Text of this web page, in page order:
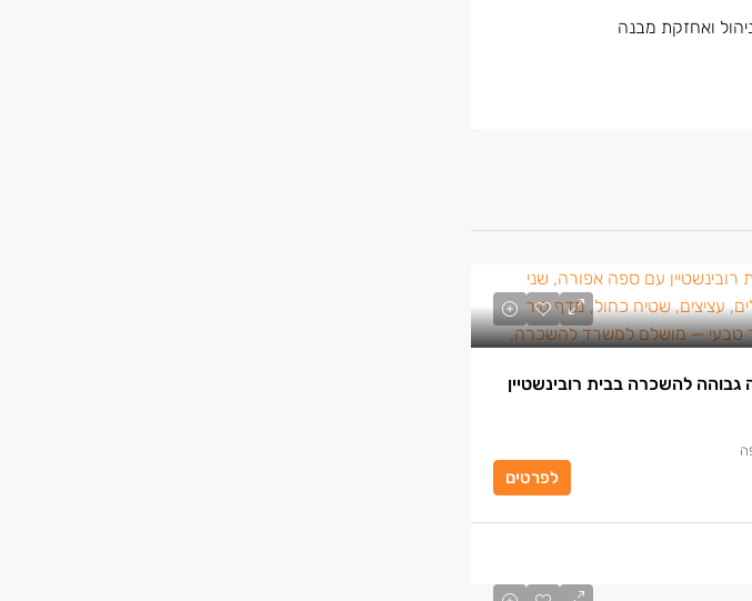
ואחזקת מבנה
להשכרה בבית רובינשטיין
לפרטים